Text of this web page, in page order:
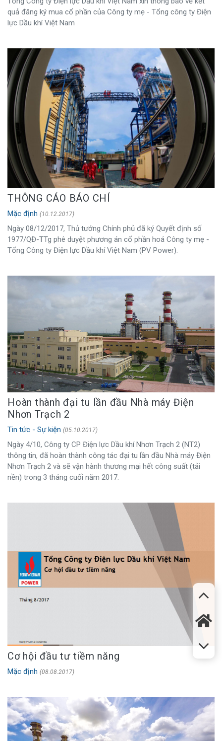
quả đăng ký mua cổ phần của Công ty mẹ - Tổng công ty Điện
lực Dầu khí Việt Nam
THÔNG CÁO BÁO CHÍ
Mặc định (10.12.2017)
Ngày 08/12/2017, Thủ tướng Chính phủ đã ký Quyết định số
1977/QĐ-TTg phê duyệt phương án cổ phần hoá Công ty mẹ -
Tổng Công ty Điện lực Dầu khí Việt Nam (PV Power).
Hoàn thành đại tu lần đầu Nhà máy Điện
Nhơn Trạch 2
Tin tức - Sự kiện (05.10.2017)
Ngày 4/10, Công ty CP Điện lực Dầu khí Nhơn Trạch 2 (NT2)
thông tin, đã hoàn thành công tác đại tu lần đầu Nhà máy Điện
Nhơn Trạch 2 và sẽ vận hành thương mại hết công suất (tải
nền) trong 3 tháng cuối năm 2017.
Cơ hội đầu tư tiềm năng
Mặc định (08.08.2017)